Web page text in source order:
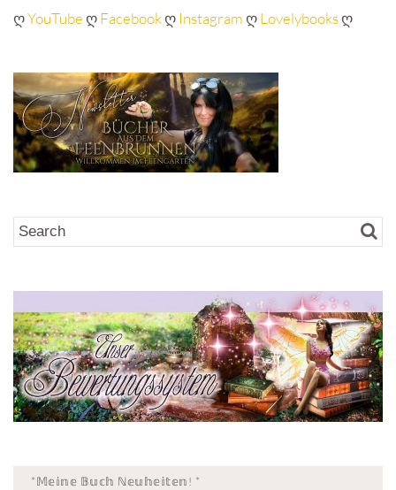
ღYouTubeღFacebookღ InstagramღLovelybooksღ
*𝕄𝕖𝕚𝕟𝕖 𝔹𝕦𝕔𝕙 ℕ𝕖𝕦𝕙𝕖𝕚𝕥𝕖𝕟! *